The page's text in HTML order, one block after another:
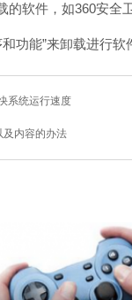
软件，如360安全
能”来卸载进行软
系统运行速度
及内容的办法